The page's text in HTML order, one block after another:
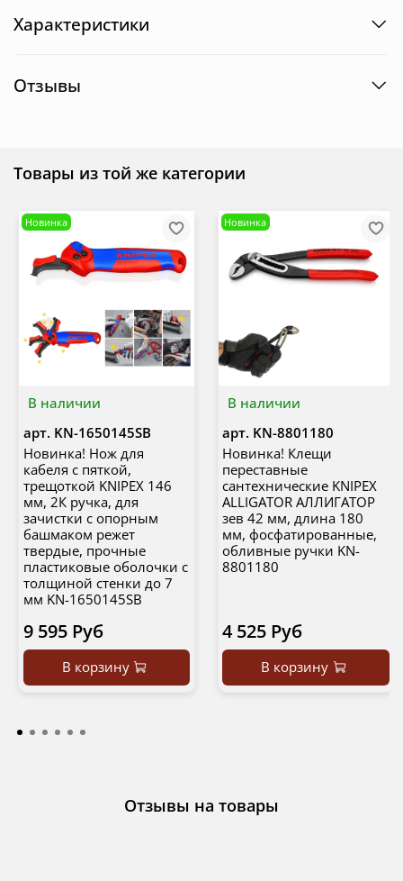
Характеристики
Отзывы
Товары из той же категории
В наличии
Новинка
арт. KN-1650145SB
Новинка! Нож для
кабеля с пяткой,
трещоткой KNIPEX 146
мм, 2К ручка, для
зачистки c опорным
башмаком режет
твердые, прочные
пластиковые оболочки с
толщиной стенки до 7
мм KN-1650145SB
9 595 Руб
В корзину
В наличии
Новинка
арт. KN-8801180
Новинка! Клещи
переставные
сантехнические KNIPEX
ALLIGATOR АЛЛИГАТОР
зев 42 мм, длина 180
мм, фосфатированные,
обливные ручки KN-
8801180
4 525 Руб
В корзину
Отзывы на товары